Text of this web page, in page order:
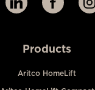
Products
Aritco HomeLift